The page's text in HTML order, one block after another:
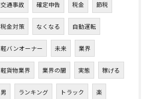
交通事故 確定申告 税金 節税
税金対策 なくなる 自動運転
軽バンオーナー 未来 業界
軽貨物業界 業界の闇 実態 稼げる
男 ランキング トラック 楽